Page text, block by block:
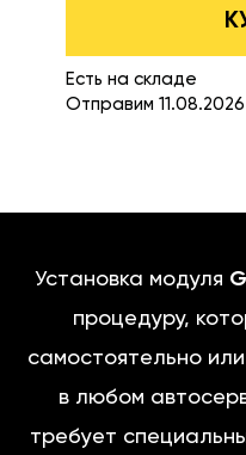
Есть на складе
Отправим 11.08.2026
Установка модуля
процедуру,
самостоятельно
в любом
требует